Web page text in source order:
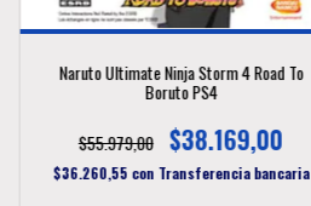
Naruto Ultimate Ninja Storm 4 Road To
Boruto PS4
$55.979,00
$38.169,00
$36.260,55 con Transferencia bancaria